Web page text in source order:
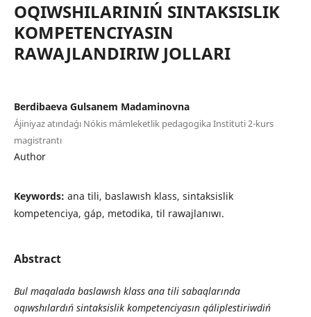
OQIWSHILARINIŃ SINTAKSISLIK
KOMPETENCIYASIN
RAWAJLANDIRIW JOLLARI
Berdibaeva Gulsanem Madaminovna
Ájiniyaz atındaǵı Nókis mámleketlik pedagogika Instituti 2-kurs
magistrantı
Author
Keywords: ana tili, baslawısh klass, sintaksislik
kompetenciya, gáp, metodika, til rawajlanıwı.
Abstract
Bul maqalada baslawısh klass ana tili sabaqlarında
oqıwshılardıń sintaksislik kompetenciyasın qáliplestiriwdiń